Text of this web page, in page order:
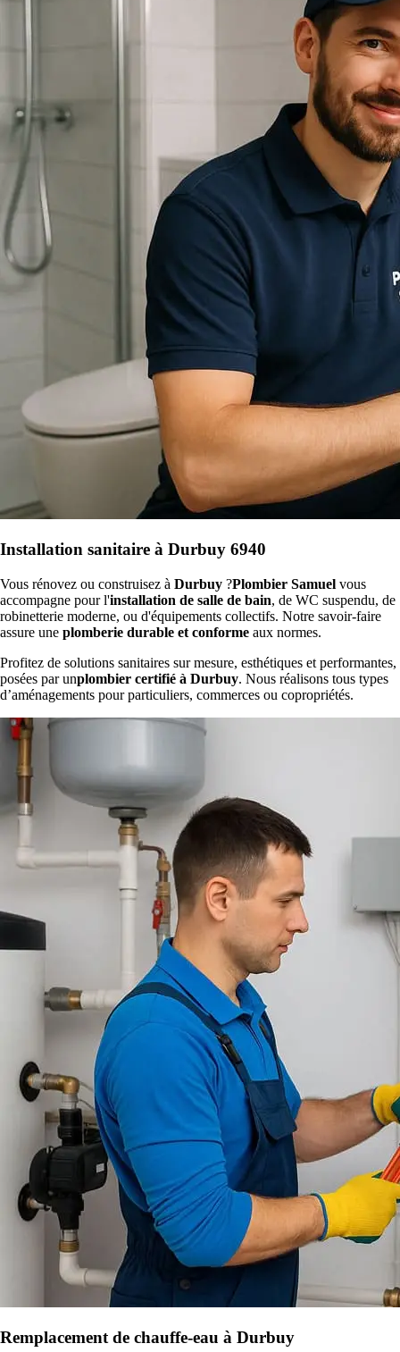
Installation sanitaire à Durbuy 6940
Vous rénovez ou construisez à Durbuy ?Plombier Samuel vous
accompagne pour l'installation de salle de bain, de WC suspendu, de
robinetterie moderne, ou d'équipements collectifs. Notre savoir-faire
assure une plomberie durable et conforme aux normes.
Profitez de solutions sanitaires sur mesure, esthétiques et performantes,
posées par unplombier certifié à Durbuy. Nous réalisons tous types
d’aménagements pour particuliers, commerces ou copropriétés.
Remplacement de chauffe-eau à Durbuy